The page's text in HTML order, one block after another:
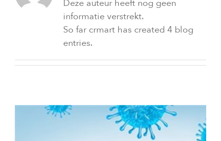
Deze auteur heeft nog geen
informatie verstrekt.
So far crmart has created 4 blog
entries.